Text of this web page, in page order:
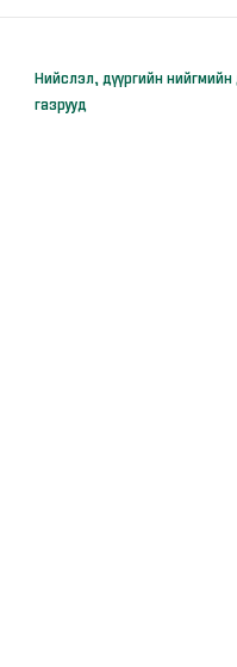
Нийслэл, дүүргийн
газрууд